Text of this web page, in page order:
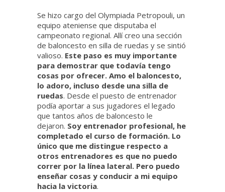
Se hizo cargo del Olympiada Petropouli, un
equipo ateniense que disputaba el
campeonato regional. Allí creo una sección
de baloncesto en silla de ruedas y se sintió
valioso. Este paso es muy importante
para demostrar que todavía tengo
cosas por ofrecer. Amo el baloncesto,
lo adoro, incluso desde una silla de
ruedas. Desde el puesto de entrenador
podía aportar a sus jugadores el legado
que tantos años de baloncesto le
dejaron. Soy entrenador profesional, he
completado el curso de formación. Lo
único que me distingue respecto a
otros entrenadores es que no puedo
correr por la línea lateral. Pero puedo
enseñar cosas y conducir a mi equipo
hacia la victoria.